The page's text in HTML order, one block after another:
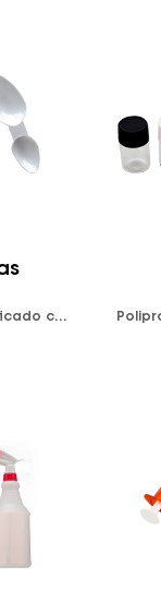
Polipropileno clarificado cumple con FDA y LFGB. Color disponible: blanco opaco y negro opaco y personalizado.